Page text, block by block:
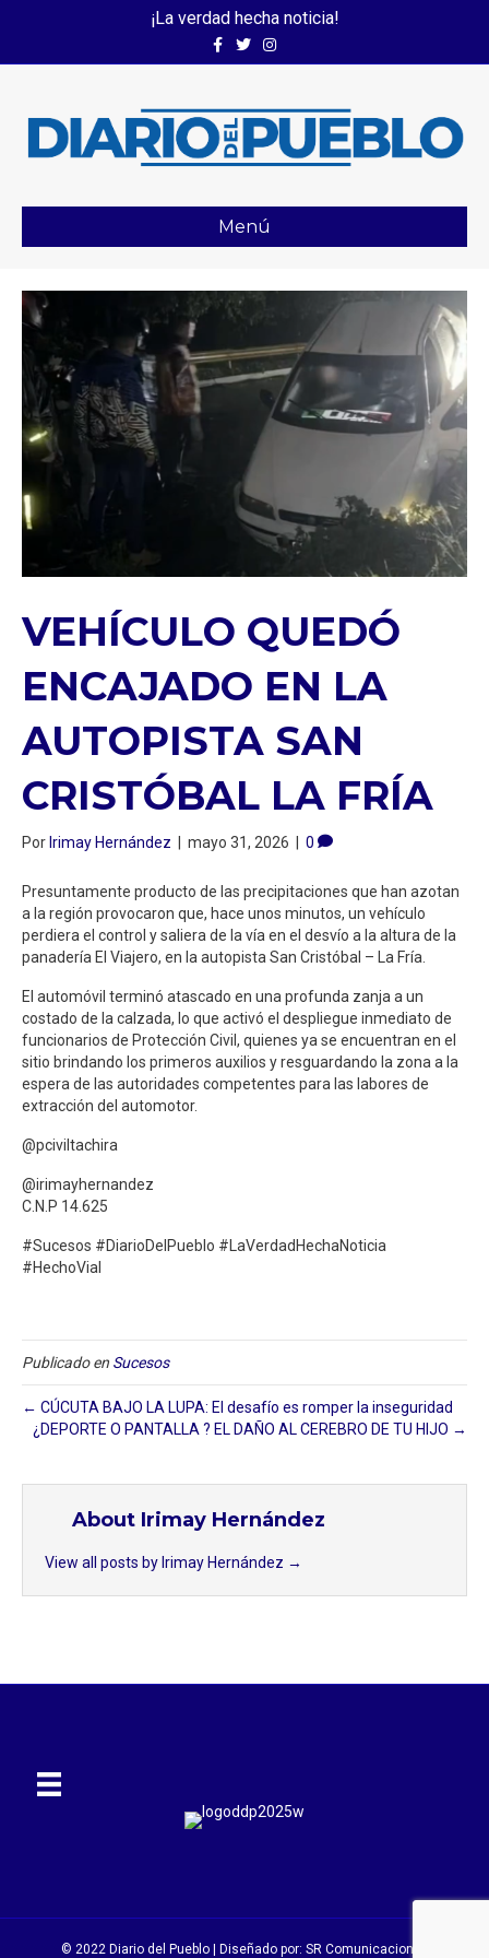
¡La verdad hecha noticia!
FacebookTwitterInstagram
Menú
VEHÍCULO QUEDÓ
ENCAJADO EN LA
AUTOPISTA SAN
CRISTÓBAL LA FRÍA
Por Irimay Hernández mayo 31, 2026 0
Presuntamente producto de ​las precipitaciones que han azotan
a la región provocaron que, hace unos minutos, un vehículo
perdiera el control y saliera de la vía en el desvío a la altura de la
panadería El Viajero, en la autopista San Cristóbal – La Fría.
El automóvil terminó atascado en una profunda zanja a un
costado de la calzada, lo que activó el despliegue inmediato de
funcionarios de Protección Civil, quienes ya se encuentran en el
sitio brindando los primeros auxilios y resguardando la zona a la
espera de las autoridades competentes para las labores de
extracción del automotor.
@pciviltachira
@irimayhernandez
C.N.P 14.625
#Sucesos #DiarioDelPueblo #LaVerdadHechaNoticia
#HechoVial
Publicado en Sucesos
← CÚCUTA BAJO LA LUPA: El desafío es romper la inseguridad
¿DEPORTE O PANTALLA ? EL DAÑO AL CEREBRO DE TU HIJO →
About Irimay Hernández
View all posts by Irimay Hernández →
© 2022 Diario del Pueblo | Diseñado por: SR Comunicaciones